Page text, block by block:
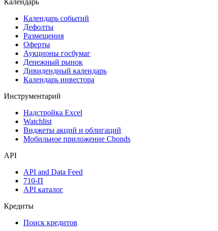
Календарь
Календарь событий
Дефолты
Размещения
Оферты
Аукционы госбумаг
Денежный рынок
Дивидендный календарь
Календарь инвестора
Инструментарий
Надстройка Excel
Watchlist
Виджеты акций и облигаций
Мобильное приложение Cbonds
API
API and Data Feed
710-П
API каталог
Кредиты
Поиск кредитов